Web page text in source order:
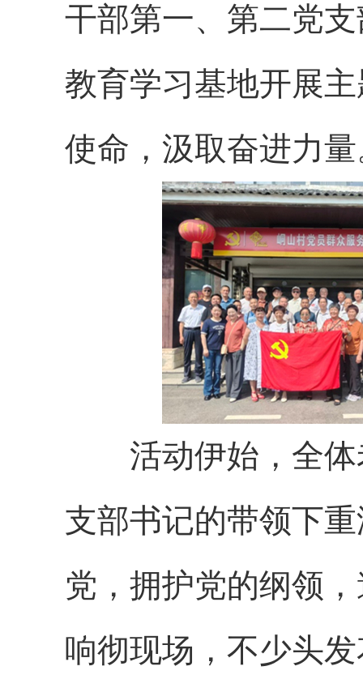
干部第一、第二党
教育学习基地开展
使命，汲取奋进力
活动伊始，全体
支部书记的带领下
党，拥护党的纲领
响彻现场，不少头